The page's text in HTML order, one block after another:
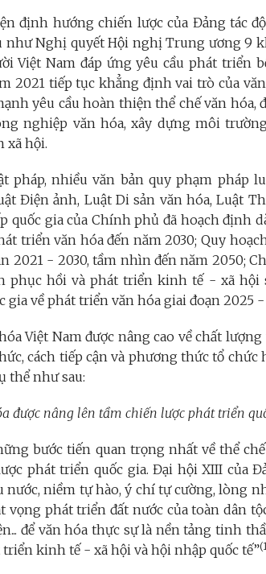
định hướng chiến lược của Đảng tác
như Nghị quyết Hội nghị Trung ương 9
Việt Nam đáp ứng yêu cầu phát triển
2021 tiếp tục khẳng định vai trò của
yêu cầu hoàn thiện thể chế văn hóa,
nghiệp văn hóa, xây dựng môi
xã hội.
pháp, nhiều văn bản quy phạm pháp
Điện ảnh, Luật Di sản văn hóa, Luật
quốc gia của Chính phủ đã hoạch định
triển văn hóa đến năm 2030; Quy
2021 - 2030, tầm nhìn đến năm 2050;
phục hồi và phát triển kinh tế - xã hội
gia về phát triển văn hóa giai đoạn 2025 -
Việt Nam được nâng cao về chất
cách tiếp cận và phương thức tổ chức
thể như sau:
được nâng lên tầm chiến lược phát triển
bước tiến quan trọng nhất về thể
phát triển quốc gia. Đại hội XIII của
niềm tự hào, ý chí tự cường, lòng
vọng phát triển đất nước của toàn dân
để văn hóa thực sự là nền tảng tinh
kinh tế - xã hội và hội nhập quốc tế”